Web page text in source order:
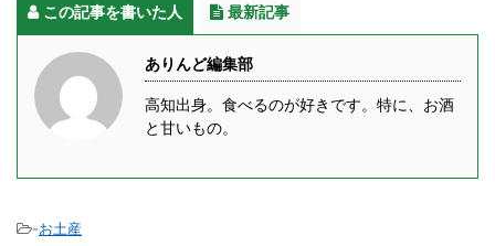
この記事を書いた人 最新記事
ありんど編集部
高知出身。食べるのが好きです。特に、お酒
と甘いもの。
-お土産